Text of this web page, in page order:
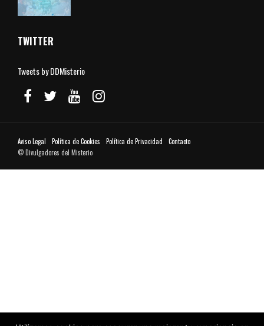
TWITTER
Tweets by DDMisterio
Aviso Legal Política de Cookies Política de Privacidad
Contacto
© Divulgadores del Misterio